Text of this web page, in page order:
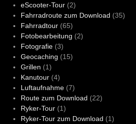
eScooter-Tour(2)
Fahrradroute zum Download (35)
Fahrradtour(65)
Fotobearbeitung (2)
Fotografie(3)
Geocaching (15)
Grillen (1)
Kanutour(4)
Luftaufnahme(7)
Route zum Download (22)
Ryker-Tour(1)
Ryker-Tour zum Download (1)